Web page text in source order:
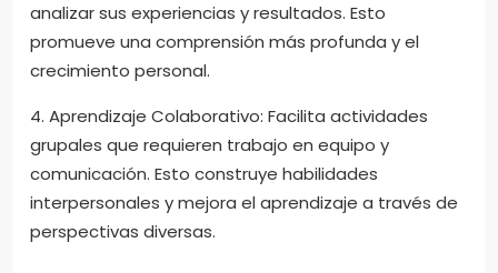
analizar sus experiencias y resultados. Esto
promueve una comprensión más profunda y el
crecimiento personal.
4. Aprendizaje Colaborativo: Facilita actividades
grupales que requieren trabajo en equipo y
comunicación. Esto construye habilidades
interpersonales y mejora el aprendizaje a través de
perspectivas diversas.